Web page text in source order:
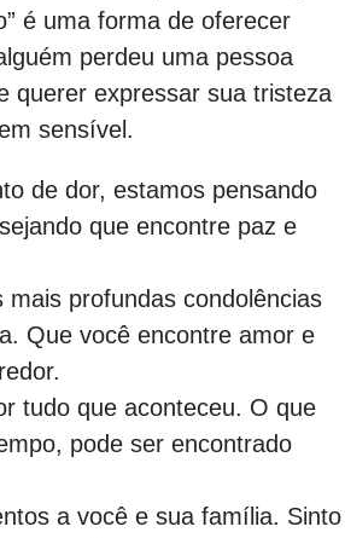
é uma forma de oferecer
perdeu uma pessoa
querer expressar sua tristeza
sensível.
de dor, estamos pensando
que encontre paz e
mais profundas condolências
Que você encontre amor e
tudo que aconteceu. O que
pode ser encontrado
a você e sua família. Sinto